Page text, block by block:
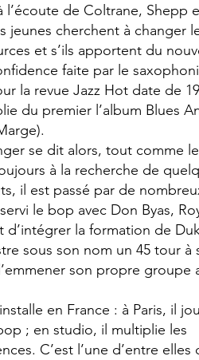
l’écoute de Coltrane, Shepp
jeunes cherchent à changer
et s’ils apportent du
faite par le
la revue Jazz Hot date de
du premier l’album Blues
se dit alors, tout comme
à la recherche de
il est passé par de
le bop avec Don Byas,
d’intégrer la formation de
sous son nom un 45 tour à
son propre groupe
en France : à Paris, il
; en studio, il multiplie les
C’est l’une d’entre elles